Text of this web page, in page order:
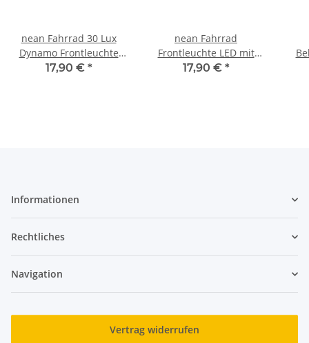
nean Fahrrad 30 Lux
Dynamo Frontleuchte
mit Lichtautomatik,
17,90 € *
nean Fahrrad
Frontleuchte LED mit
StVZO Zulassung inkl.
17,90 € *
Informationen
Rechtliches
Navigation
Vertrag widerrufen